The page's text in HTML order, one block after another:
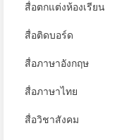
สื่อตกแต่งห้องเรียน
สื่อติดบอร์ด
สื่อภาษาอังกฤษ
สื่อภาษาไทย
สื่อวิชาสังคม